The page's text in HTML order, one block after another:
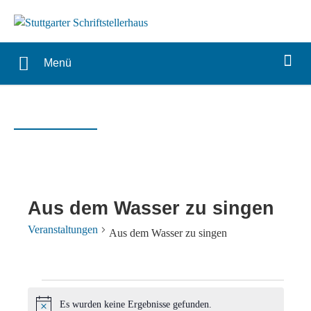
Menü
Aus dem Wasser zu singen
Veranstaltungen Aus dem Wasser zu singen
Veranstaltungen
Es wurden keine Ergebnisse gefunden.